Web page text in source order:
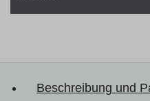
Beschreibung und